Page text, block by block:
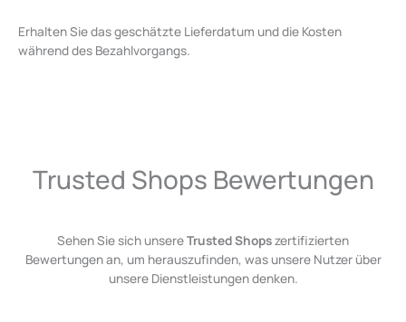
Erhalten Sie das geschätzte Lieferdatum und die Kosten
während des Bezahlvorgangs.
Trusted Shops Bewertungen
Sehen Sie sich unsereTrusted Shopszertifizierten
Bewertungen an, um herauszufinden, was unsere Nutzer über
unsere Dienstleistungen denken.